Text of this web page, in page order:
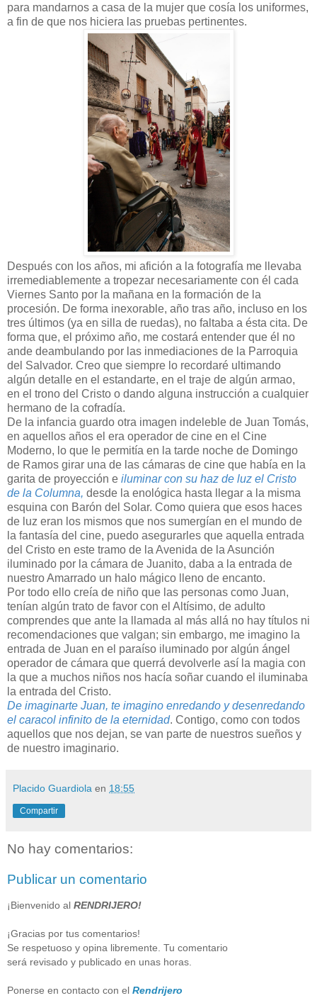
para mandarnos a casa de la mujer que cosía los uniformes,
a fin de que nos hiciera las pruebas pertinentes.
Después con los años, mi afición a la fotografía me llevaba
irremediablemente a tropezar necesariamente con él cada
Viernes Santo por la mañana en la formación de la
procesión. De forma inexorable, año tras año, incluso en los
tres últimos (ya en silla de ruedas), no faltaba a ésta cita. De
forma que, el próximo año, me costará entender que él no
ande deambulando por las inmediaciones de la Parroquia
del Salvador. Creo que siempre lo recordaré ultimando
algún detalle en el estandarte, en el traje de algún armao,
en el trono del Cristo o dando alguna instrucción a cualquier
hermano de la cofradía.
De la infancia guardo otra imagen indeleble de Juan Tomás,
en aquellos años el era operador de cine en el Cine
Moderno, lo que le permitía en la tarde noche de Domingo
de Ramos girar una de las cámaras de cine que había en la
garita de proyección e iluminar con su haz de luz el Cristo
de la Columna, desde la enológica hasta llegar a la misma
esquina con Barón del Solar. Como quiera que esos haces
de luz eran los mismos que nos sumergían en el mundo de
la fantasía del cine, puedo asegurarles que aquella entrada
del Cristo en este tramo de la Avenida de la Asunción
iluminado por la cámara de Juanito, daba a la entrada de
nuestro Amarrado un halo mágico lleno de encanto.
Por todo ello creía de niño que las personas como Juan,
tenían algún trato de favor con el Altísimo, de adulto
comprendes que ante la llamada al más allá no hay títulos ni
recomendaciones que valgan; sin embargo, me imagino la
entrada de Juan en el paraíso iluminado por algún ángel
operador de cámara que querrá devolverle así la magia con
la que a muchos niños nos hacía soñar cuando el iluminaba
la entrada del Cristo.
De imaginarte Juan, te imagino enredando y desenredando
el caracol infinito de la eternidad. Contigo, como con todos
aquellos que nos dejan, se van parte de nuestros sueños y
de nuestro imaginario.
Placido Guardiola en 18:55
Compartir
No hay comentarios:
Publicar un comentario
¡Bienvenido al RENDRIJERO!
¡Gracias por tus comentarios!
Se respetuoso y opina libremente. Tu comentario
será revisado y publicado en unas horas.
Ponerse en contacto con el Rendrijero